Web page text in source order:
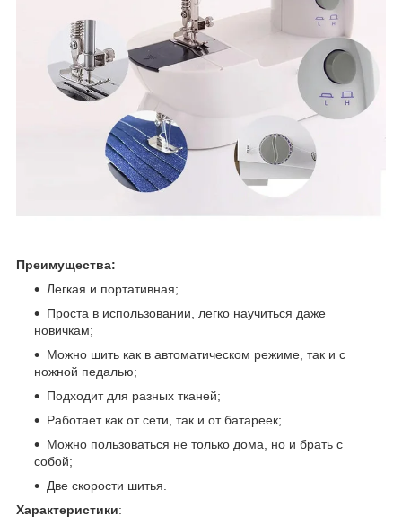
Преимущества:
Легкая и портативная;
Проста в использовании, легко научиться даже
новичкам;
Можно шить как в автоматическом режиме, так и с
ножной педалью;
Подходит для разных тканей;
Работает как от сети, так и от батареек;
Можно пользоваться не только дома, но и брать с
собой;
Две скорости шитья.
Характеристики: